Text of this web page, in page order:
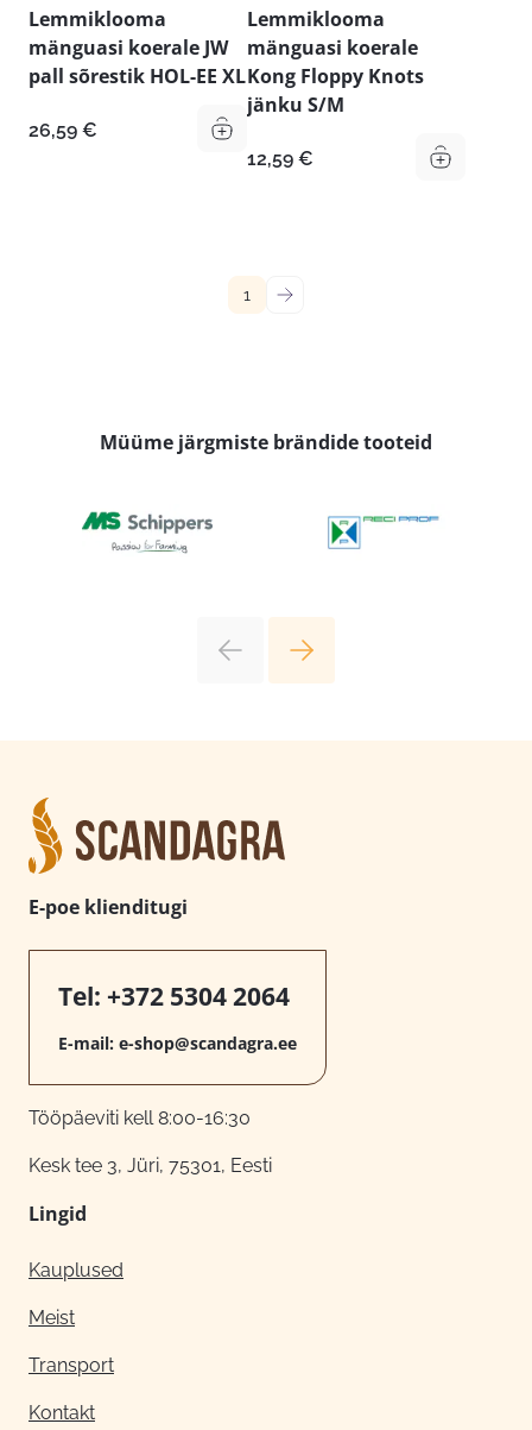
Lemmiklooma
mänguasi koerale JW
pall sõrestik HOL-EE XL
26,59 €
Lemmiklooma
mänguasi koerale
Kong Floppy Knots
jänku S/M
12,59 €
1 →
Müüme järgmiste brändide tooteid
E-poe klienditugi
Tel: +372 5304 2064
E-mail: e-shop@scandagra.ee
Tööpäeviti kell 8:00-16:30
Kesk tee 3, Jüri, 75301, Eesti
Lingid
Kauplused
Meist
Transport
Kontakt